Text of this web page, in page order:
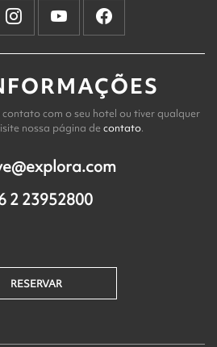
com o seu hotel ou tiver qualquer
nossa página de contato.
2 23952800
RESERVAR